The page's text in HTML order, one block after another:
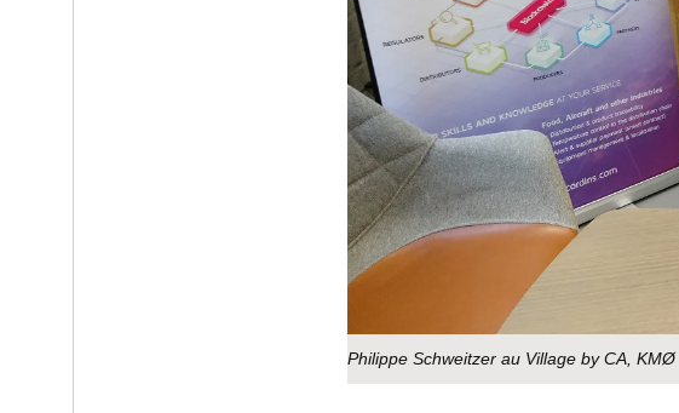
Philippe Schweitzer au Village by CA, KMØ